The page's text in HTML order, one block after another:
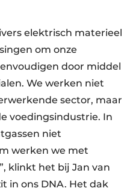
elektrisch materieel
om onze
door middel
We werken niet
sector, maar
voedingsindustrie. In
niet
werken we met
klinkt het bij Jan van
in ons DNA. Het dak